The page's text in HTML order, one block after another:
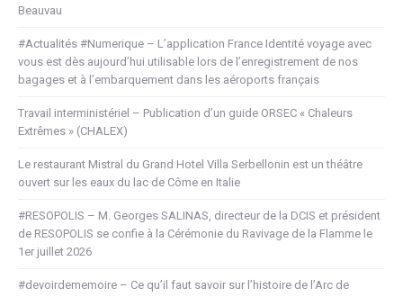
Beauvau
#Actualités #Numerique – L’application France Identité voyage avec
vous est dès aujourd’hui utilisable lors de l’enregistrement de nos
bagages et à l’embarquement dans les aéroports français
Travail interministériel – Publication d’un guide ORSEC « Chaleurs
Extrêmes » (CHALEX)
Le restaurant Mistral du Grand Hotel Villa Serbellonin est un théâtre
ouvert sur les eaux du lac de Côme en Italie
#RESOPOLIS – M. Georges SALINAS, directeur de la DCIS et président
de RESOPOLIS se confie à la Cérémonie du Ravivage de la Flamme le
1er juillet 2026
#devoirdememoire – Ce qu’il faut savoir sur l’histoire de l’Arc de